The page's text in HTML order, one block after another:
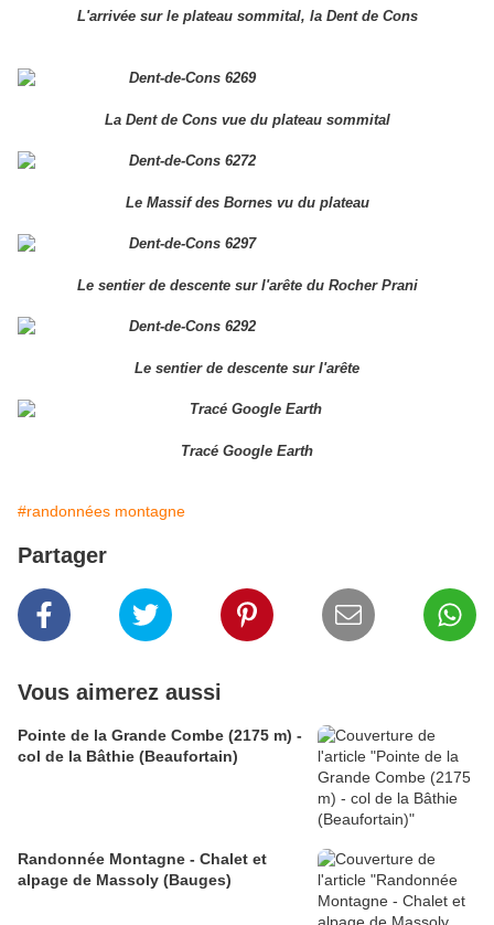
L'arrivée sur le plateau sommital, la Dent de Cons
La Dent de Cons vue du plateau sommital
Le Massif des Bornes vu du plateau
Le sentier de descente sur l'arête du Rocher Prani
Le sentier de descente sur l'arête
Tracé Google Earth
#randonnées montagne
Partager
Vous aimerez aussi
Pointe de la Grande Combe (2175 m) -
col de la Bâthie (Beaufortain)
Randonnée Montagne - Chalet et
alpage de Massoly (Bauges)